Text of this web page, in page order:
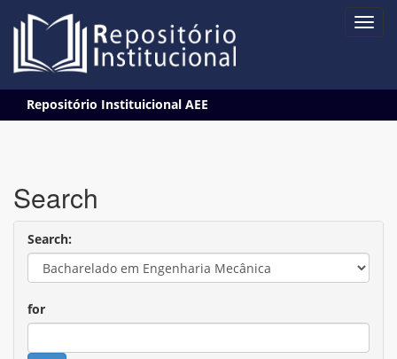
navigation
Repositório Instituicional AEE
Search
Search:
for